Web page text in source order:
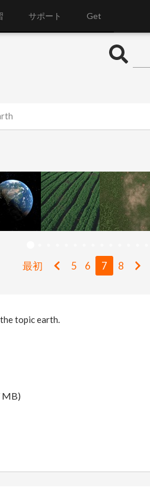
サポート Get
最初 5 6 7 8
topic earth.
MB)